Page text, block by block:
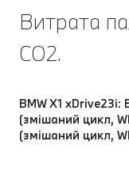
Витрата
CO2.
BMW X1 xDrive23i:
(змішаний цикл,
(змішаний цикл,